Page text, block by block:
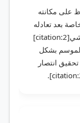
على مكانته
بعد تعادله
المخيب في الجولة الماضية أمام ليتشي[citation:2]
بشكل
انتصار